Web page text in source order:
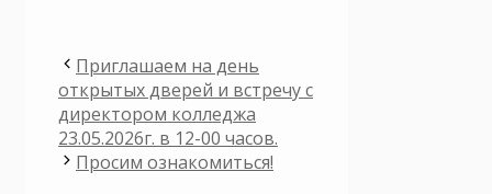
Приглашаем на день
открытых дверей и встречу с
директором колледжа
23.05.2026г. в 12-00 часов.
Просим ознакомиться!